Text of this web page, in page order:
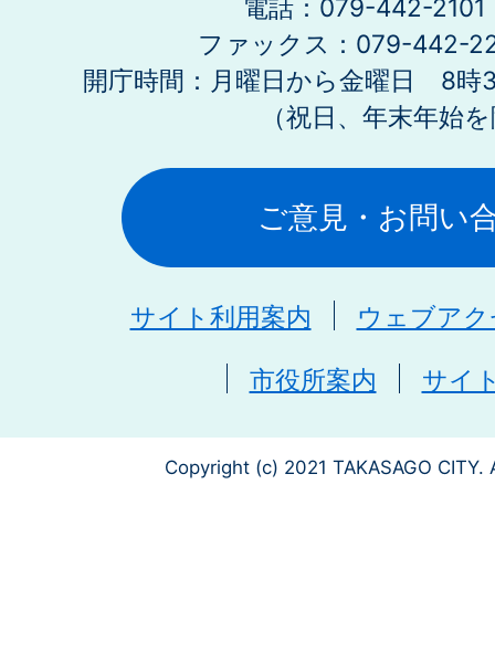
電話：079-442-2101
ファックス：079-442-
開庁時間：月曜日から金曜日 8時
（祝日、年末年始
ご意見・お問い
サイト利用案内 ウェブア
市役所案内 サイ
Copyright (c) 2021 TAKASAGO CITY.